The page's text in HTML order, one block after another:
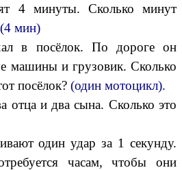
4 минуты. Сколько минут
(4 мин)
в посёлок. По дороге он
машины и грузовик. Сколько
посёлок? (один мотоцикл).
отца и два сына. Сколько это
один удар за 1 секунду.
часам, чтобы они